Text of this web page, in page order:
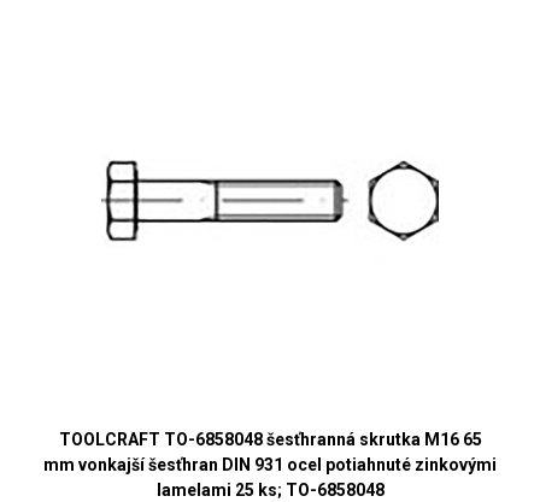
TOOLCRAFT TO-6858048 šesťhranná skrutka M16 65
mm vonkajší šesťhran DIN 931 ocel potiahnuté zinkovými
lamelami 25 ks; TO-6858048